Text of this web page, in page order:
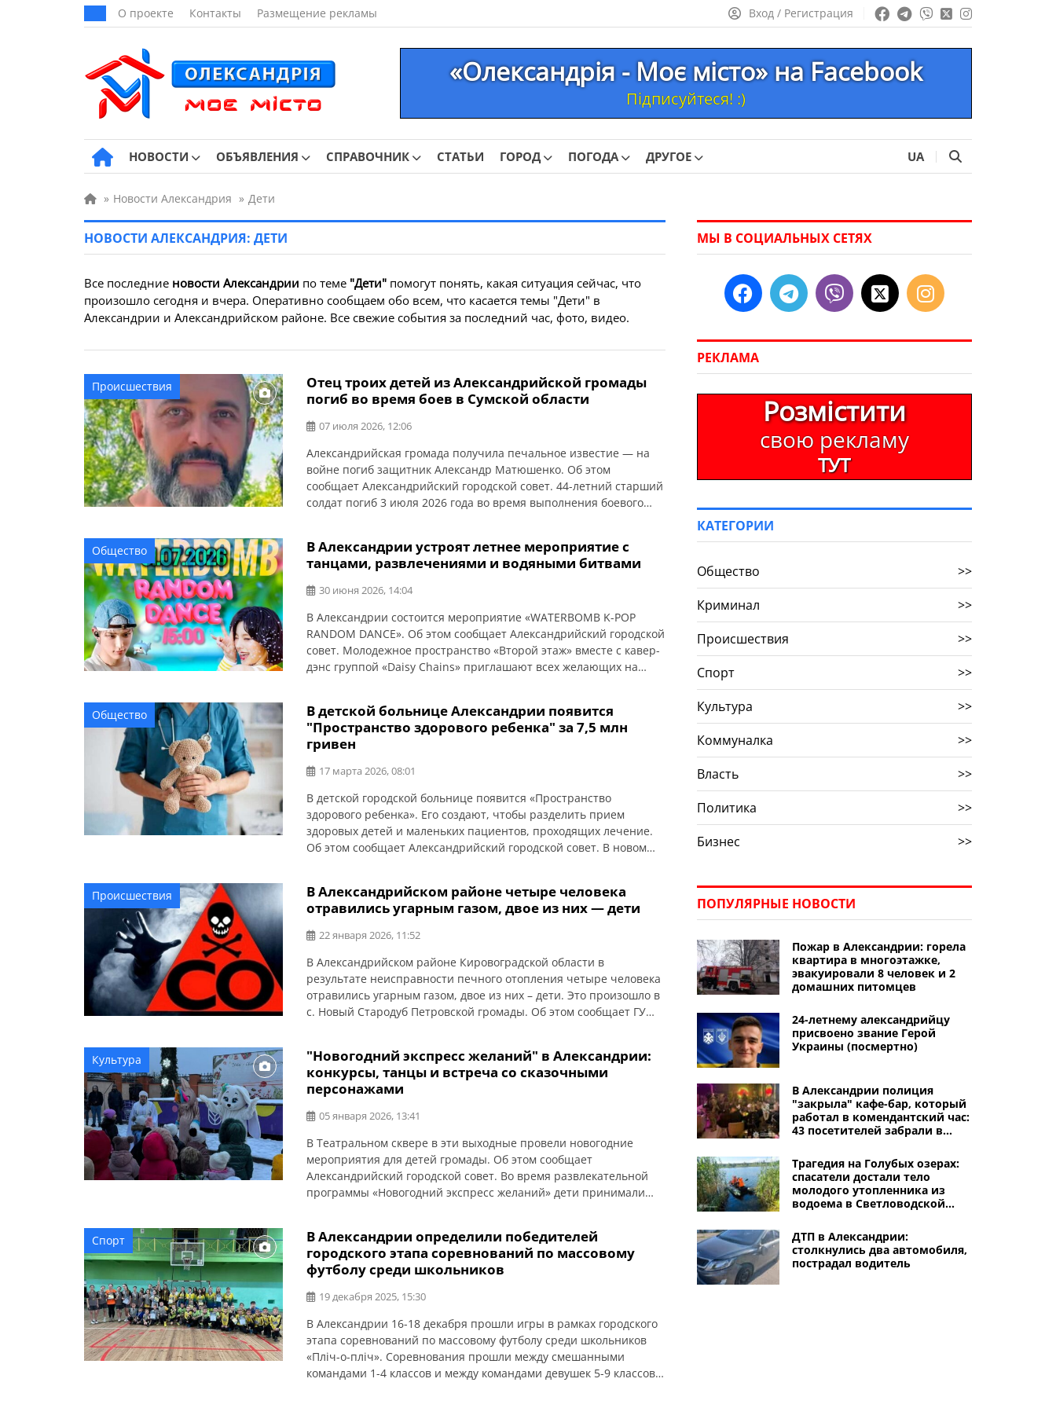
О проекте Контакты Размещение рекламы Вход / Регистрация
«Олександрія - Моє місто» на Facebook
Підписуйтеся! :)
НОВОСТИ ОБЪЯВЛЕНИЯ СПРАВОЧНИК СТАТЬИ ГОРОД ПОГОДА ДРУГОЕ UA
» Новости Александрия » Дети
НОВОСТИ АЛЕКСАНДРИЯ: ДЕТИ
Все последние новости Александрии по теме "Дети" помогут понять, какая ситуация сейчас, что
произошло сегодня и вчера. Оперативно сообщаем обо всем, что касается темы "Дети" в
Александрии и Александрийском районе. Все свежие события за последний час, фото, видео.
Происшествия
Отец троих детей из Александрийской громады
погиб во время боев в Сумской области
07 июля 2026, 12:06
Александрийская громада получила печальное известие — на
войне погиб защитник Александр Матюшенко. Об этом
сообщает Александрийский городской совет. 44-летний старший
солдат погиб 3 июля 2026 года во время выполнения боевого
соболезнования родным и близким.
Общество
В Александрии устроят летнее мероприятие с
танцами, развлечениями и водяными битвами
30 июня 2026, 14:04
В Александрии состоится мероприятие «WATERBOMB K-POP
RANDOM DANCE». Об этом сообщает Александрийский городской
совет. Молодежное пространство «Второй этаж» вместе с кавер-
дэнс группой «Daisy Chains» приглашают всех желающих на
парк Шевченко, возле фонтана Участие: бесплатное Участников
ждут: Кроме того, […]
Общество
В детской больнице Александрии появится
"Пространство здорового ребенка" за 7,5 млн
гривен
17 марта 2026, 08:01
В детской городской больнице появится «Пространство
здорового ребенка». Его создают, чтобы разделить прием
здоровых детей и маленьких пациентов, проходящих лечение.
Об этом сообщает Александрийский городской совет. В новом
от рождения до четырех лет. Также здесь планируется
обустроить комфортную зону ожидания для детей и […]
Происшествия
В Александрийском районе четыре человека
отравились угарным газом, двое из них — дети
22 января 2026, 11:52
В Александрийском районе Кировоградской области в
результате неисправности печного отопления четыре человека
отравились угарным газом, двое из них – дети. Это произошло в
с. Новый Стародуб Петровской громады. Об этом сообщает ГУ
от госпитализации отказались.
Культура
"Новогодний экспресс желаний" в Александрии:
конкурсы, танцы и встреча со сказочными
персонажами
05 января 2026, 13:41
В Театральном сквере в эти выходные провели новогодние
мероприятия для детей громады. Об этом сообщает
Александрийский городской совет. Во время развлекательной
программы «Новогодний экспресс желаний» дети принимали
родителей ждал фотопроект «SUPER вспышка», где дети смогли
сфотографироваться с любимыми сказочными персонажами. […]
Спорт
В Александрии определили победителей
городского этапа соревнований по массовому
футболу среди школьников
19 декабря 2025, 15:30
В Александрии 16-18 декабря прошли игры в рамках городского
этапа соревнований по массовому футболу среди школьников
«Пліч-о-пліч». Соревнования прошли между смешанными
командами 1-4 классов и между командами девушек 5-9 классов.
МЫ В СОЦИАЛЬНЫХ СЕТЯХ
РЕКЛАМА
Розмістити
свою рекламу
ТУТ
КАТЕГОРИИ
Общество
>>
Криминал
>>
Происшествия
>>
Спорт
>>
Культура
>>
Коммуналка
>>
Власть
>>
Политика
>>
Бизнес
>>
ПОПУЛЯРНЫЕ НОВОСТИ
Пожар в Александрии: горела
квартира в многоэтажке,
эвакуировали 8 человек и 2
домашних питомцев
24-летнему александрийцу
присвоено звание Герой
Украины (посмертно)
В Александрии полиция
"закрыла" кафе-бар, который
работал в комендантский час:
43 посетителей забрали в
Трагедия на Голубых озерах:
спасатели достали тело
молодого утопленника из
водоема в Светловодской
ДТП в Александрии:
столкнулись два автомобиля,
пострадал водитель